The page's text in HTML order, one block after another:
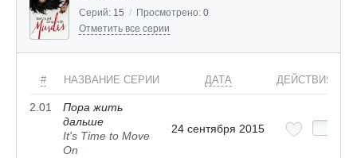
Серий: 15 / Просмотрено: 0
Отметить все серии
# НАЗВАНИЕ СЕРИИ ДАТА ДЕЙСТВИЯ
2.01
Пора жить
дальше
It's Time to Move
On
24 сентября 2015